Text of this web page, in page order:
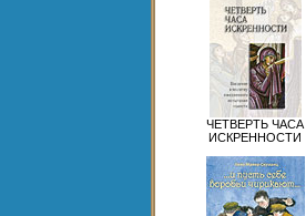
ЧЕТВЕРТЬ ЧАСА
ИСКРЕННОСТИ